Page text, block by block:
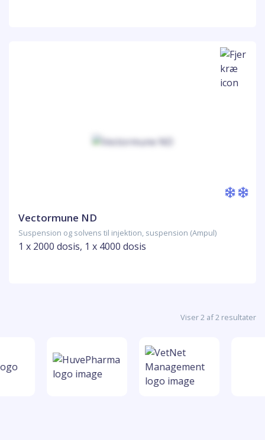
Vectormune ND
Suspension og solvens til injektion, suspension (Ampul)
1 x 2000 dosis, 1 x 4000 dosis
Viser 2 af 2 resultater